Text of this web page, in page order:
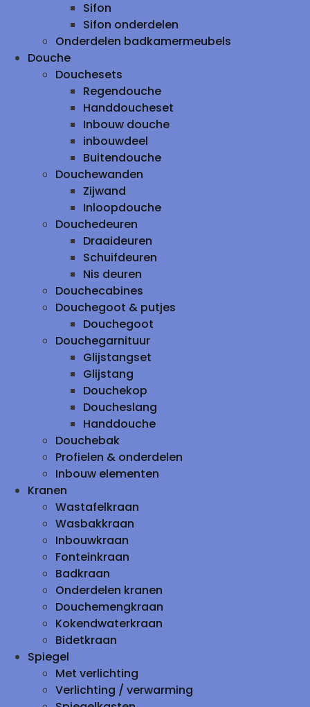
Sifon
Sifon onderdelen
Onderdelen badkamermeubels
Douche
Douchesets
Regendouche
Handdoucheset
Inbouw douche
inbouwdeel
Buitendouche
Douchewanden
Zijwand
Inloopdouche
Douchedeuren
Draaideuren
Schuifdeuren
Nis deuren
Douchecabines
Douchegoot & putjes
Douchegoot
Douchegarnituur
Glijstangset
Glijstang
Douchekop
Doucheslang
Handdouche
Douchebak
Profielen & onderdelen
Inbouw elementen
Kranen
Wastafelkraan
Wasbakkraan
Inbouwkraan
Fonteinkraan
Badkraan
Onderdelen kranen
Douchemengkraan
Kokendwaterkraan
Bidetkraan
Spiegel
Met verlichting
Verlichting / verwarming